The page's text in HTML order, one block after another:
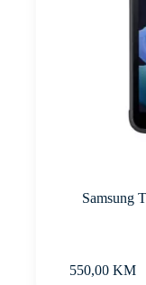
Samsung
550,00 KM